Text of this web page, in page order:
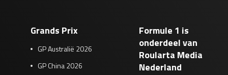
Grands Prix
GP Australië 2026
GP China 2026
Formule 1 is
onderdeel van
Roularta Media
Nederland